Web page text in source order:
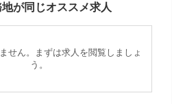
が同じオススメ求人
せん。まずは求人を閲覧しましょ
う。